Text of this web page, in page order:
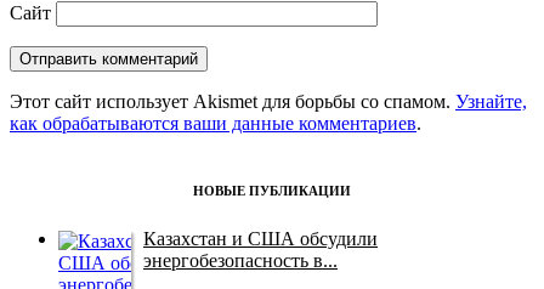
Сайт
Этот сайт использует Akismet для борьбы со спамом. Узнайте,
как обрабатываются ваши данные комментариев.
НОВЫЕ ПУБЛИКАЦИИ
Казахстан и США обсудили
энергобезопасность в...